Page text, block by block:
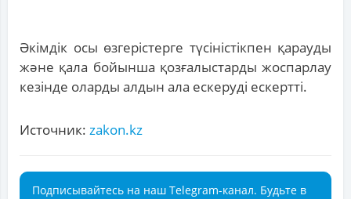
Әкімдік осы өзгерістерге түсіністікпен қарауды
және қала бойынша қозғалыстарды жоспарлау
кезінде оларды алдын ала ескеруді ескертті.
Источник: zakon.kz
Подписывайтесь на наш Telegram-канал. Будьте в